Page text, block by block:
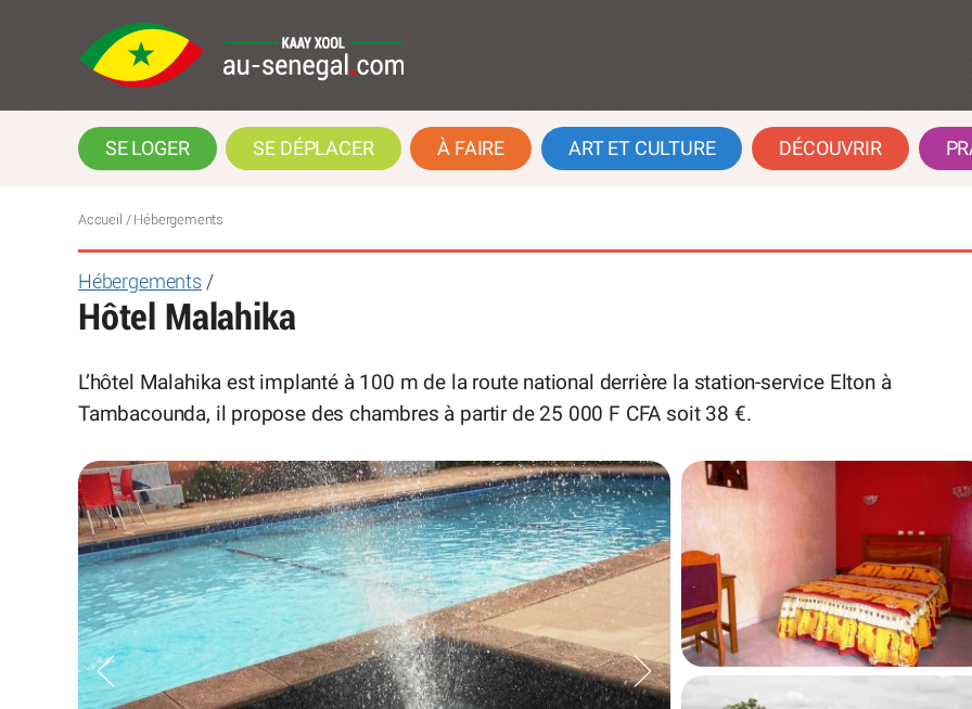
SE LOGER SE DÉPLACER À FAIRE ART ET CULTURE DÉCOUVRIR
Accueil / Hébergements
Hébergements /
Hôtel Malahika
L’hôtel Malahika est implanté à 100 m de la route national derrière la station-service Elton à
Tambacounda, il propose des chambres à partir de 25 000 F CFA soit 38 €.